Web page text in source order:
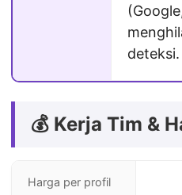
deteksi.
💰 Kerja Tim &
Harga per profil